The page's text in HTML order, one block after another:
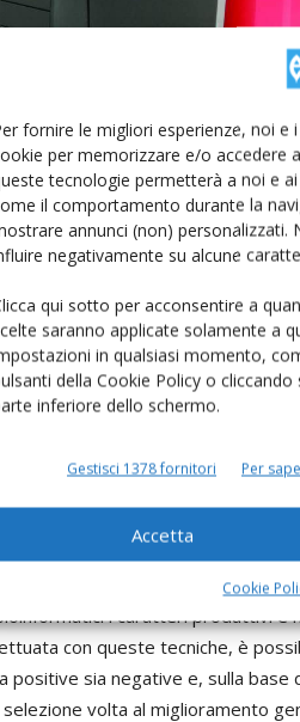
fornire le migliori esperienze, noi
per memorizzare e/o accedere
tecnologie permetterà a noi e
il comportamento durante la
annunci (non)
negativamente su alcune
qui sotto per acconsentire a
saranno applicate solamente a
in qualsiasi momento,
della Cookie Policy o
inferiore dello schermo.
Gestisci 1378 fornitori Per
Accetta
Cookie
per la genotipizzazione con marcatori SNP.
maniera dettagliata il genoma di
di migliaia di SNP, creando
sta nel processo di
delle dimensioni di un
specie bovina si hanno chip da
quale la strada?
i caratteri produttivi e
con queste tecniche, è
positive sia negative e, sulla
volta al miglioramento